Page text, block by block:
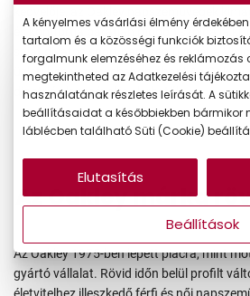
és komfortja páratlan módon szolgálja ki
saját divatos sport napszemüvegét a
üzletében vagy webshopjában! Az Oakley
dioptriás lencsével is elérhetők.
Az Oakley márka
Az Oakley 1975-ben lépett piacra, mint
gyártó vállalat. Rövid időn belül profilt
A kényelmes vásárlási élmény
tartalom és a közösségi funkciók
forgalmunk elemzéséhez és reklámozás
megtekintheted az Adatkezelési
használatának részletes leírását. A
beállításaidat a későbbiekben
láblécben található Süti (Cookie)
Beállítások
Elutasítás